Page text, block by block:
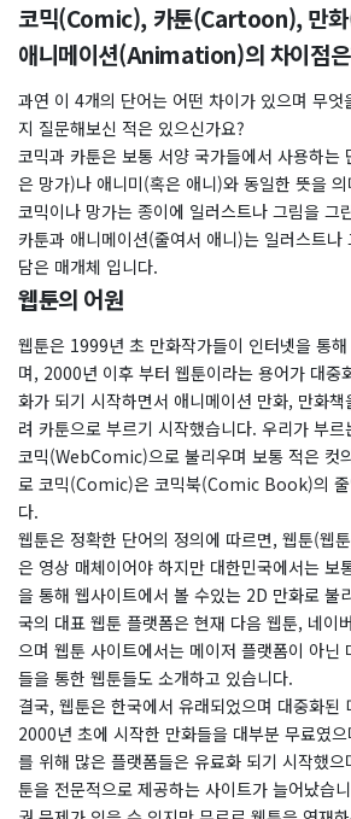
코믹(Comic), 카툰(Cartoon), 만
애니메이션(Animation)의 차이점
과연 이 4개의 단어는 어떤 차이가 있으며 무엇
지 질문해보신 적은 있으신가요?
코믹과 카툰은 보통 서양 국가들에서 사용하는
은 망가)나 애니미(혹은 애니)와 동일한 뜻을
코믹이나 망가는 종이에 일러스트나 그림을 그
카툰과 애니메이션(줄여서 애니)는 일러스트나
담은 매개체 입니다.
웹툰의 어원
웹툰은 1999년 초 만화작가들이 인터넷을 통
며, 2000년 이후 부터 웹툰이라는 용어가 대중
화가 되기 시작하면서 애니메이션 만화, 만화
려 카툰으로 부르기 시작했습니다. 우리가 부
코믹(WebComic)으로 불리우며 보통 적은 컷
로 코믹(Comic)은 코믹북(Comic Book)의 줄
다.
웹툰은 정확한 단어의 정의에 따르면, 웹툰(웹
은 영상 매체이어야 하지만 대한민국에서는 보
을 통해 웹사이트에서 볼 수있는 2D 만화로 불
국의 대표 웹툰 플랫폼은 현재 다음 웹툰, 네이
으며 웹툰 사이트에서는 메이저 플랫폼이 아닌
들을 통한 웹툰들도 소개하고 있습니다.
결국, 웹툰은 한국에서 유래되었으며 대중화된
2000년 초에 시작한 만화들을 대부분 무료였
를 위해 많은 플랫폼들은 유료화 되기 시작했
툰을 전문적으로 제공하는 사이트가 늘어났습